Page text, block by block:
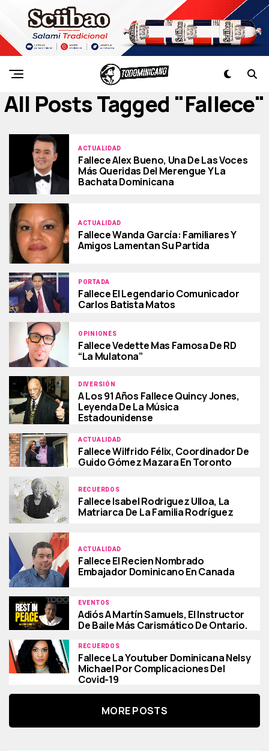
All Posts Tagged "fallece"
ACTUALIDAD
Fallece Alex Bueno, Una De Las Voces
Más Queridas Del Merengue Y La
Bachata Dominicana
ACTUALIDAD
Fallece Wanda García: Familiares Y
Amigos Lamentan Su Partida
PORTADA
Fallece El Legendario Comunicador
Carlos Batista Matos
OPINIONES
Fallece Vedette Mas Famosa De RD
“La Mulatona”
DIVERSIÓN
A Los 91 Años Fallece Quincy Jones,
Leyenda De La Música
Estadounidense
ACTUALIDAD
Fallece Wilfrido Félix, Coordinador De
Guido Gómez Mazara En Toronto
RECUERDOS
Fallece Isabel Rodriguez Ulloa, La
Matriarca De La Familia Rodríguez
ACTUALIDAD
Fallece El Recien Nombrado
Embajador Dominicano En Canada
EVENTOS
Adiós A Martín Samuels, El Instructor
De Baile Más Carismático De Ontario.
RECUERDOS
Fallece La Youtuber Dominicana Nelsy
Michael Por Complicaciones Del
Covid-19
MORE POSTS